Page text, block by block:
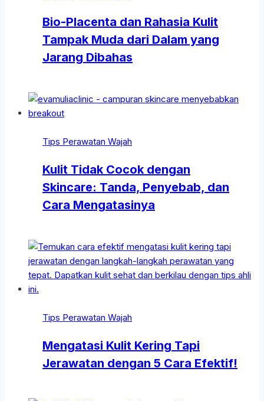
Bio-Placenta dan Rahasia Kulit
Tampak Muda dari Dalam yang
Jarang Dibahas
Tips Perawatan Wajah
Kulit Tidak Cocok dengan
Skincare: Tanda, Penyebab, dan
Cara Mengatasinya
Tips Perawatan Wajah
Mengatasi Kulit Kering Tapi
Jerawatan dengan 5 Cara Efektif!